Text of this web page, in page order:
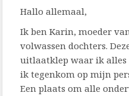
Hallo allemaal,
Ik ben Karin, moeder
volwassen dochters.
uitlaatklep waar ik alles
ik tegenkom op mijn
Een plaats om alle